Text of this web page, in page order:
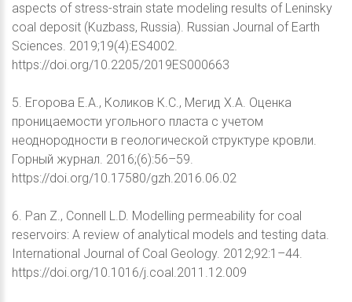
aspects of stress-strain state modeling results of Leninsky
coal deposit (Kuzbass, Russia). Russian Journal of Earth
Sciences. 2019;19(4):ES4002.
https://doi.org/10.2205/2019ES000663
5. Егорова Е.А., Коликов К.С., Мегид Х.А. Оценка
проницаемости угольного пласта с учетом
неоднородности в геологической структуре кровли.
Горный журнал. 2016;(6):56–59.
https://doi.org/10.17580/gzh.2016.06.02
6. Pan Z., Connell L.D. Modelling permeability for coal
reservoirs: A review of analytical models and testing data.
International Journal of Coal Geology. 2012;92:1–44.
https://doi.org/10.1016/j.coal.2011.12.009